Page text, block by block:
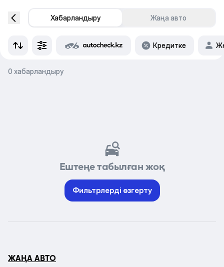
Хабарландыру Жаңа авто
Кредитке
0 хабарландыру
Ештеңе табылған жоқ
Фильтрлерді өзгерту
ЖАҢА АВТО